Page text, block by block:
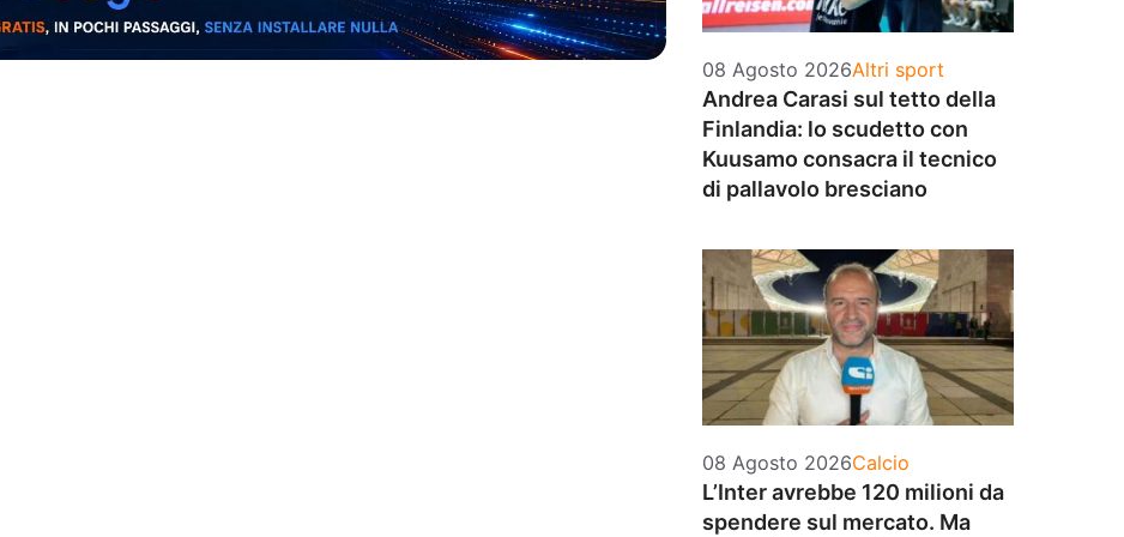
08 Agosto 2026Categorie
Altri sport
Andrea Carasi sul tetto della
Finlandia: lo scudetto con
Kuusamo consacra il tecnico
di pallavolo bresciano
08 Agosto 2026Categorie
Calcio
L’Inter avrebbe 120 milioni da
spendere sul mercato. Ma